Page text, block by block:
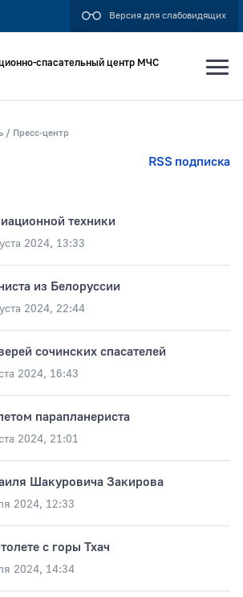
Версия для слабовидящих
спасательный центр МЧС
Пресс-центр
тeхники
2024, 13:33
из Белоруссии
2024, 22:44
сочинских спасателей
2024, 16:43
парапланериста
2024, 21:01
Шакуровича Закирова
2024, 12:33
с горы Тхач
2024, 14:34
RSS подписка